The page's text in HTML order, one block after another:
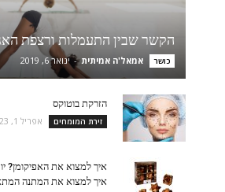
הקשר שבין התעמלות ורצפת
כושר אמאל'ה אמיתית - ינואר 6, 2019
הזרקת בוטוקס
זירת המומחים אפריל 1, 2023
איך למצוא את האפיקומן?
איך למצוא את המתנה